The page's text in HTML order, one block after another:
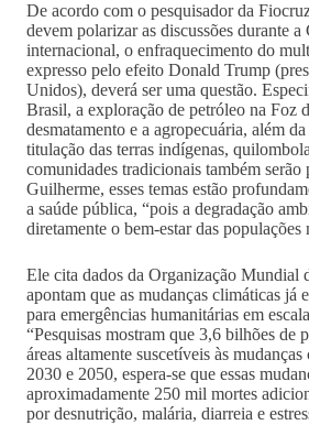
De acordo com o pesquisador da
devem polarizar as discussões durante
internacional, o enfraquecimento do
expresso pelo efeito Donald Trump
Unidos), deverá ser uma questão.
Brasil, a exploração de petróleo na Foz
desmatamento e a agropecuária, além
titulação das terras indígenas,
comunidades tradicionais também serão
Guilherme, esses temas estão
a saúde pública, “pois a degradação
diretamente o bem-estar das populações
Ele cita dados da Organização Mundial
apontam que as mudanças climáticas já
para emergências humanitárias em
“Pesquisas mostram que 3,6 bilhões de
áreas altamente suscetíveis às
2030 e 2050, espera-se que essas
aproximadamente 250 mil mortes
por desnutrição, malária, diarreia e